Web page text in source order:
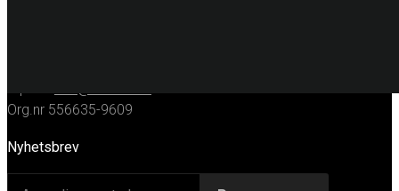
Org.nr 556635-9609
Nyhetsbrev